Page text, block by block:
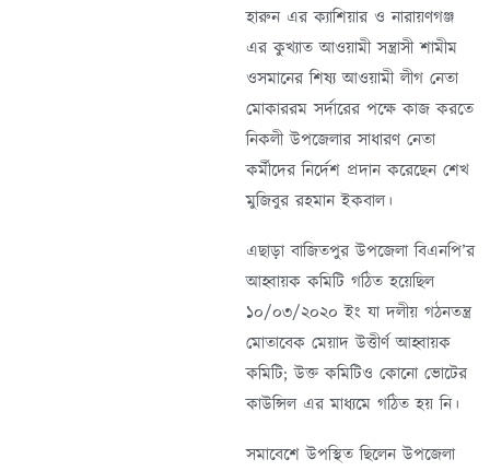
হারুন এর ক্যাশিয়ার ও নারায়ণগঞ্জ
এর কুখ্যাত আওয়ামী সন্ত্রাসী শামীম
ওসমানের শিষ্য আওয়ামী লীগ নেতা
মোকাররম সর্দারের পক্ষে কাজ করতে
নিকলী উপজেলার সাধারণ নেতা
কর্মীদের নির্দেশ প্রদান করেছেন শেখ
মুজিবুর রহমান ইকবাল।
এছাড়া বাজিতপুর উপজেলা বিএনপি’র
আহ্বায়ক কমিটি গঠিত হয়েছিল
১০/০৩/২০২০ ইং যা দলীয় গঠনতন্ত্র
মোতাবেক মেয়াদ উত্তীর্ণ আহ্বায়ক
কমিটি; উক্ত কমিটিও কোনো ভোটের
কাউন্সিল এর মাধ্যমে গঠিত হয় নি।
সমাবেশে উপস্থিত ছিলেন উপজেলা